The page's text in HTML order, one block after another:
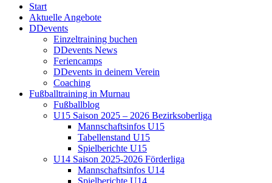
Start
Aktuelle Angebote
DDevents
Einzeltraining buchen
DDevents News
Feriencamps
DDevents in deinem Verein
Coaching
Fußballtraining in Murnau
Fußballblog
U15 Saison 2025 – 2026 Bezirksoberliga
Mannschaftsinfos U15
Tabellenstand U15
Spielberichte U15
U14 Saison 2025-2026 Förderliga
Mannschaftsinfos U14
Spielberichte U14